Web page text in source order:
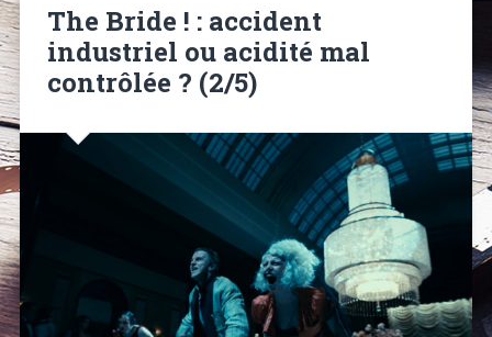
The Bride ! : accident
industriel ou acidité mal
contrôlée ? (2/5)